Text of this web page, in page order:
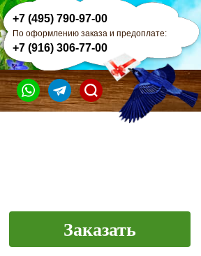
+7 (495) 790-97-00
По оформлению заказа и предоплате:
+7 (916) 306-77-00
Заказать